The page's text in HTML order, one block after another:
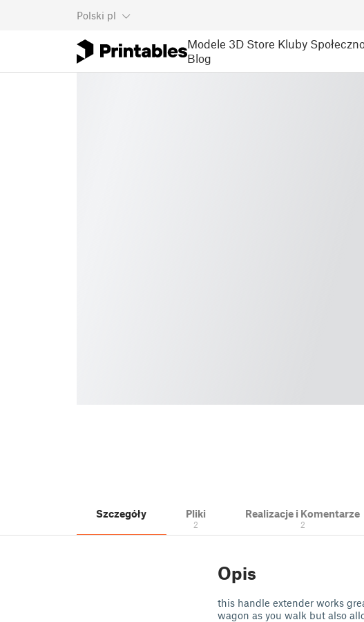
Polski pl
Modele 3D Store Kluby
Blog
Szczegóły Pliki
2
Realizacje i Komentarze
2
Opis
this handle extender works
wagon as you walk but also